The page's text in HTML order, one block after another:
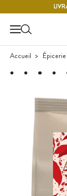
Accueil Épicerie